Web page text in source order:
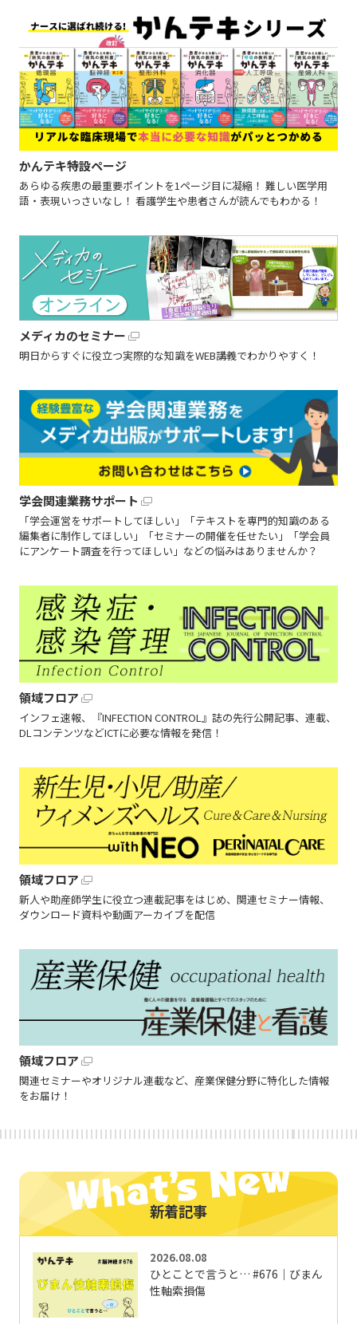
かんテキ特設ページ
あらゆる疾患の最重要ポイントを1ページ目に凝縮！ 難しい医学用
語・表現いっさいなし！ 看護学生や患者さんが読んでもわかる！
メディカのセミナー
明日からすぐに役立つ実際的な知識をWEB講義でわかりやすく！
学会関連業務サポート
「学会運営をサポートしてほしい」「テキストを専門的知識のある
編集者に制作してほしい」「セミナーの開催を任せたい」「学会員
にアンケート調査を行ってほしい」などの悩みはありませんか？
領域フロア
インフェ速報、『INFECTION CONTROL』誌の先行公開記事、連載、
DLコンテンツなどICTに必要な情報を発信！
領域フロア
新人や助産師学生に役立つ連載記事をはじめ、関連セミナー情報、
ダウンロード資料や動画アーカイブを配信
領域フロア
関連セミナーやオリジナル連載など、産業保健分野に特化した情報
をお届け！
新着記事
2026.08.08
ひとことで言うと… #676｜びまん
性軸索損傷